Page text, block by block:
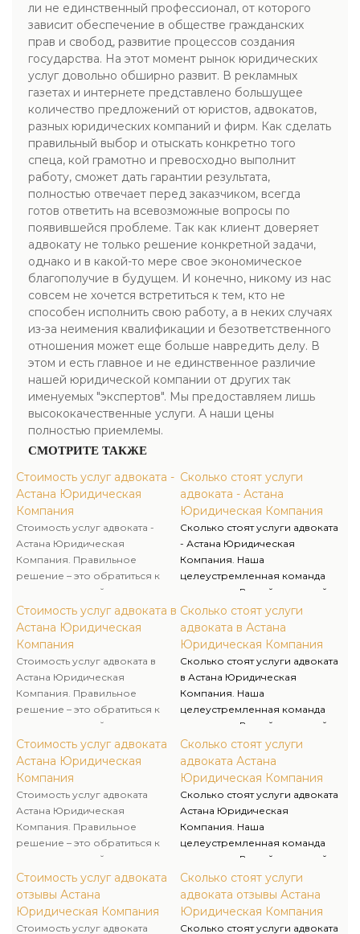
ли не единственный профессионал, от которого
зависит обеспечение в обществе гражданских
прав и свобод, развитие процессов создания
государства. На этот момент рынок юридических
услуг довольно обширно развит. В рекламных
газетах и интернете представлено большущее
количество предложений от юристов, адвокатов,
разных юридических компаний и фирм. Как сделать
правильный выбор и отыскать конкретно того
спеца, кой грамотно и превосходно выполнит
работу, сможет дать гарантии результата,
полностью отвечает перед заказчиком, всегда
готов ответить на всевозможные вопросы по
появившейся проблеме. Так как клиент доверяет
адвокату не только решение конкретной задачи,
однако и в какой-то мере свое экономическое
благополучие в будущем. И конечно, никому из нас
совсем не хочется встретиться к тем, кто не
способен исполнить свою работу, а в неких случаях
из-за неимения квалификации и безответственного
отношения может еще больше навредить делу. В
этом и есть главное и не единственное различие
нашей юридической компании от других так
именуемых "экспертов". Мы предоставляем лишь
высококачественные услуги. А наши цены
полностью приемлемы.
СМОТРИТЕ ТАКЖЕ
Стоимость услуг адвоката -
Астана Юридическая
Компания
Стоимость услуг адвоката -
Астана Юридическая
Компания. Правильное
решение – это обратиться к
специалисту, кой не лишь
конкретно знает действующее
законодательство, однако и
имеет долголетний опыт
работы в области права.
Стоимость услуг адвоката в
Астана Юридическая
Компания
Стоимость услуг адвоката в
Астана Юридическая
Компания. Правильное
решение – это обратиться к
специалисту, кой не лишь
конкретно знает действующее
законодательство, однако и
имеет долголетний опыт
работы в области права.
Стоимость услуг адвоката
Астана Юридическая
Компания
Стоимость услуг адвоката
Астана Юридическая
Компания. Правильное
решение – это обратиться к
специалисту, кой не лишь
конкретно знает действующее
законодательство, однако и
имеет долголетний опыт
работы в области права.
Стоимость услуг адвоката
отзывы Астана
Юридическая Компания
Стоимость услуг адвоката
Сколько стоят услуги
адвоката - Астана
Юридическая Компания
Сколько стоят услуги адвоката
- Астана Юридическая
Компания. Наша
целеустремленная команда
становится Вашей командой
Правоведы. Мы более, чем
юристы — мы деловые
партнеры. Мы преодолеем для
Вас сложность и запутанность
законов, неоднозначность
судебной практики и не
препятствовать Вам в
достижении поставленной
Сколько стоят услуги
адвоката в Астана
Юридическая Компания
Сколько стоят услуги адвоката
в Астана Юридическая
Компания. Наша
целеустремленная команда
становится Вашей командой
Правоведы. Мы более, чем
юристы — мы деловые
партнеры. Мы преодолеем для
Вас сложность и запутанность
законов, неоднозначность
судебной практики и не
препятствовать Вам в
достижении поставленной
Сколько стоят услуги
адвоката Астана
Юридическая Компания
Сколько стоят услуги адвоката
Астана Юридическая
Компания. Наша
целеустремленная команда
становится Вашей командой
Правоведы. Мы более, чем
юристы — мы деловые
партнеры. Мы преодолеем для
Вас сложность и запутанность
Сколько стоят услуги
адвоката отзывы Астана
Юридическая Компания
Сколько стоят услуги адвоката